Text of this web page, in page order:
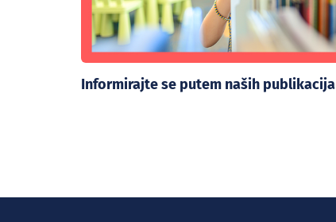
Informirajte se putem naših publikacija